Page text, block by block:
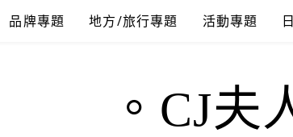
品牌專題 地方/旅行專題 活動專題
。CJ夫